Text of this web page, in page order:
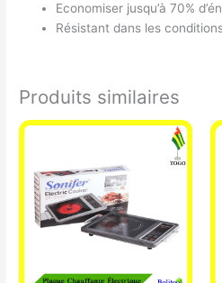
Economiser jusqu’à 70%
Résistant dans les
Produits similaires